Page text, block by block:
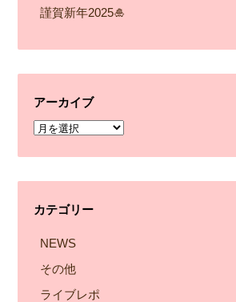
謹賀新年2025🎍
アーカイブ
ア
カ
イ
カテゴリー
NEWS
その他
ライブレポ